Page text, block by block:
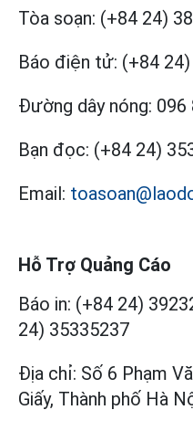
Tòa soạn: (+84 24)
Báo điện tử: (+84
Đường dây nóng: 096
Bạn đọc: (+84 24)
Email:
Hỗ Trợ Quảng Cáo
Báo in: (+84 24)
24) 35335237
Địa chỉ: Số 6 Phạm
Giấy, Thành phố Hà